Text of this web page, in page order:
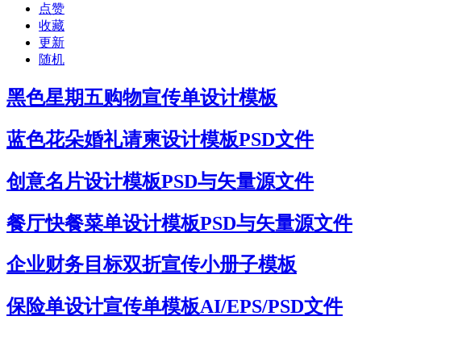
点赞
收藏
更新
随机
黑色星期五购物宣传单设计模板
蓝色花朵婚礼请柬设计模板PSD文件
创意名片设计模板PSD与矢量源文件
餐厅快餐菜单设计模板PSD与矢量源文件
企业财务目标双折宣传小册子模板
保险单设计宣传单模板AI/EPS/PSD文件